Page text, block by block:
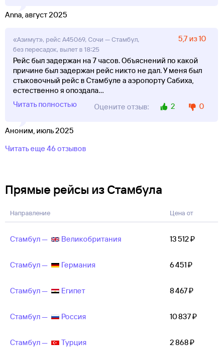
Anna, август 2025
«Азимут», рейс A45069, Сочи — Стамбул,
без пересадок, вылет в 18:25
5,7 из 10
Рейс был задержан на 7 часов. Объяснений по какой
причине был задержан рейс никто не дал. У меня был
стыковочный рейс в Стамбуле а аэропорту Сабиха,
естественно я опоздала...
Читать полностью
Оцените отзыв: 2 0
Аноним, июль 2025
Читать еще 46 отзывов
Прямые рейсы из Стамбула
Направление Цена от
Стамбул — Великобритания 13 ⁠512 ⁠₽
Стамбул — Германия 6 ⁠451 ⁠₽
Стамбул — Египет 8 ⁠467 ⁠₽
Стамбул — Россия 10 ⁠837 ⁠₽
Стамбул — Турция 2 ⁠868 ⁠₽